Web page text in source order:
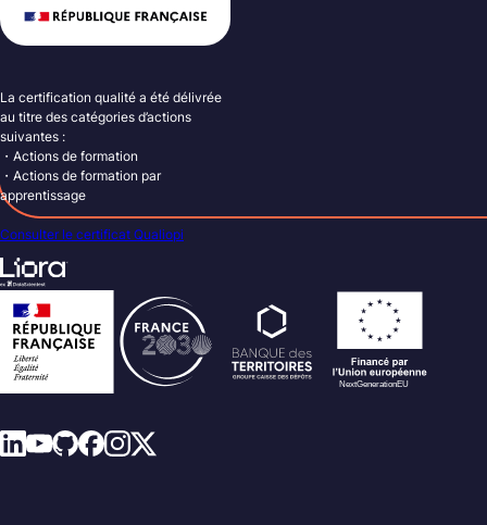
La certification qualité a été délivrée
au titre des catégories d’actions
suivantes :
・Actions de formation
・Actions de formation par
apprentissage
Consulter le certificat Qualiopi